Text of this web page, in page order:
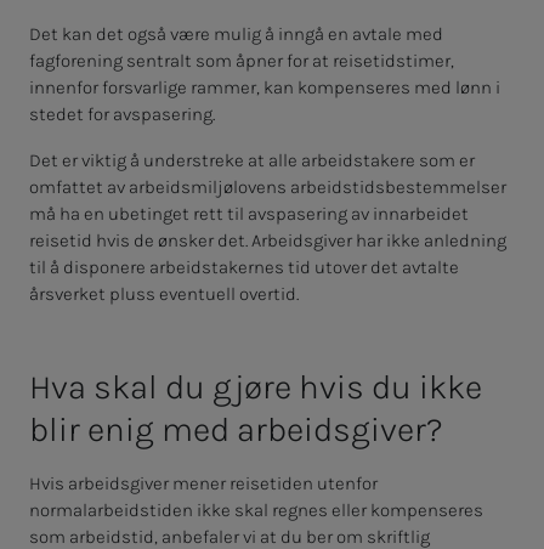
Det kan det også være mulig å inngå en avtale med
fagforening sentralt som åpner for at reisetidstimer,
innenfor forsvarlige rammer, kan kompenseres med lønn i
stedet for avspasering.
Det er viktig å understreke at alle arbeidstakere som er
omfattet av arbeidsmiljølovens arbeidstidsbestemmelser
må ha en ubetinget rett til avspasering av innarbeidet
reisetid hvis de ønsker det. Arbeidsgiver har ikke anledning
til å disponere arbeidstakernes tid utover det avtalte
årsverket pluss eventuell overtid.
Hva skal du gjø­­­re hvis du ikke
blir enig med ar­­­beids­­­­­gi­­­ver?
Hvis arbeidsgiver mener reisetiden utenfor
normalarbeidstiden ikke skal regnes eller kompenseres
som arbeidstid, anbefaler vi at du ber om skriftlig